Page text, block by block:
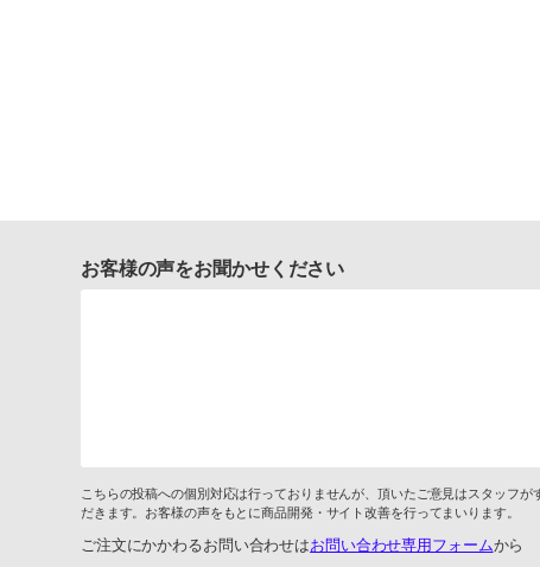
お客様の声をお聞かせください
こちらの投稿への個別対応は行っておりませんが、頂いたご意見はスタッフが
だきます。お客様の声をもとに商品開発・サイト改善を行ってまいります。
ご注文にかかわるお問い合わせはお問い合わせ専用フォームから